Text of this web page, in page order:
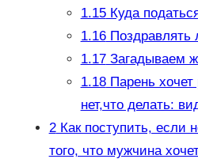
1.15Куда
1.16Поздравлять
1.17Загадываем
1.18Парень хочет
нет,что делать:
2Как поступить, если
того, что мужчина